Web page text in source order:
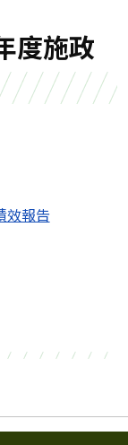
度施政
效報告